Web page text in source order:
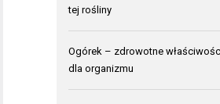
tej rośliny
Ogórek – zdrowotne
dla organizmu